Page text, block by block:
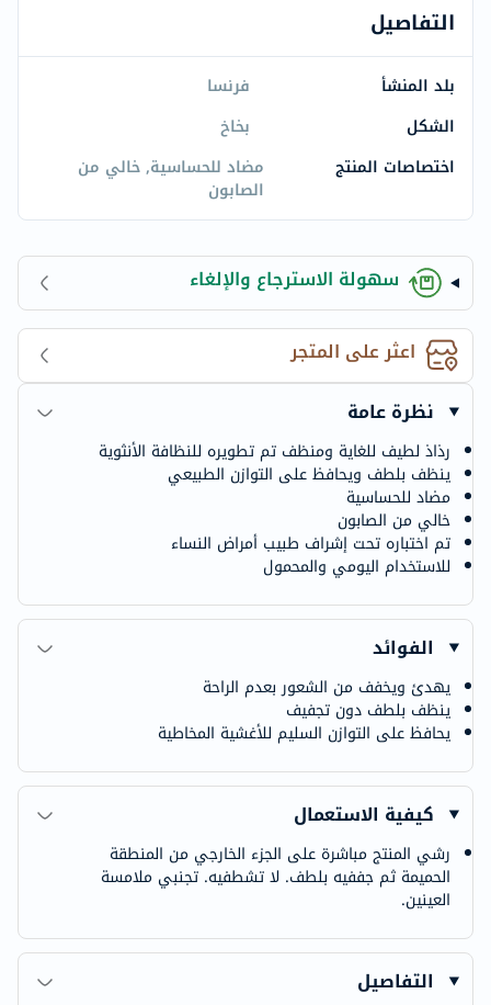
التفاصيل
بلد المنشأ
فرنسا
الشكل
بخاخ
اختصاصات المنتج
مضاد للحساسية, خالي من
الصابون
سهولة الاسترجاع والإلغاء
اعثر على المتجر
نظرة عامة
رذاذ لطيف للغاية ومنظف تم تطويره للنظافة الأنثوية
ينظف بلطف ويحافظ على التوازن الطبيعي
مضاد للحساسية
خالي من الصابون
تم اختباره تحت إشراف طبيب أمراض النساء
للاستخدام اليومي والمحمول
الفوائد
يهدئ ويخفف من الشعور بعدم الراحة
ينظف بلطف دون تجفيف
يحافظ على التوازن السليم للأغشية المخاطية
كيفية الاستعمال
رشي المنتج مباشرة على الجزء الخارجي من المنطقة
الحميمة ثم جففيه بلطف. لا تشطفيه. تجنبي ملامسة
العينين.
التفاصيل